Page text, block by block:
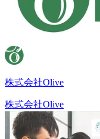
株式会社Olive
株式会社Olive